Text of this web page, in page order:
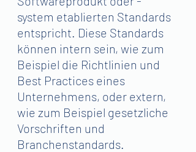
system etablierten Standards
entspricht. Diese Standards
können intern sein, wie zum
Beispiel die Richtlinien und
Best Practices eines
Unternehmens, oder extern,
wie zum Beispiel gesetzliche
Vorschriften und
Branchenstandards.